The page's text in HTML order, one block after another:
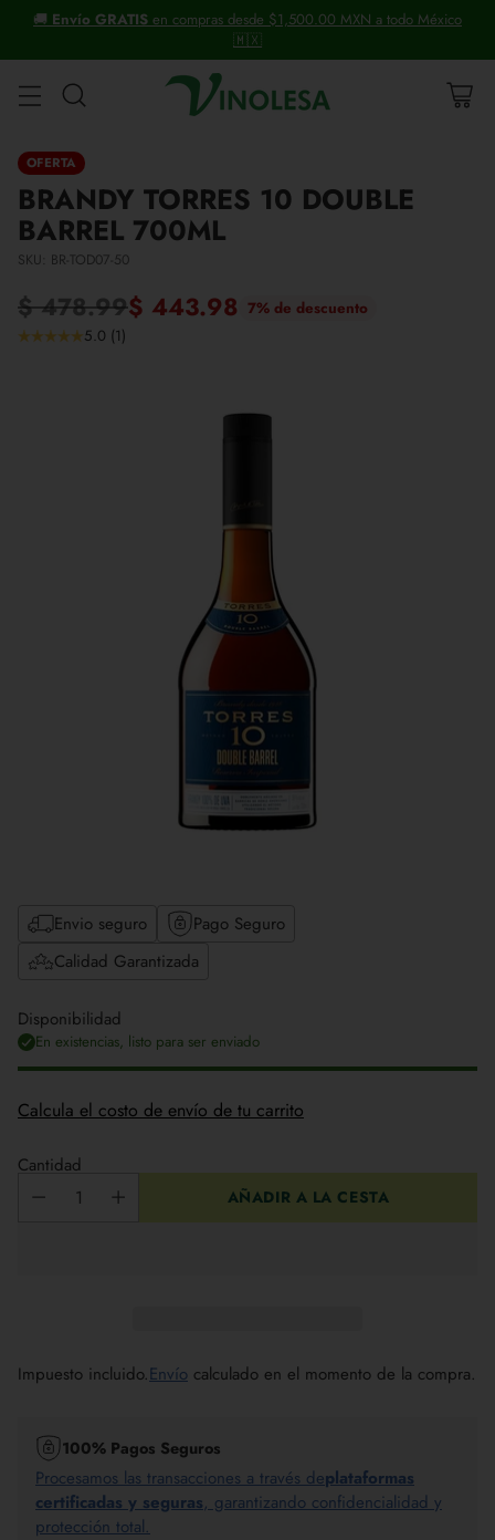
+30 años distribuyendo vinos y licores.
OFERTA
BRANDY TORRES 10 DOUBLE
BARREL 700ML
SKU: BR-TOD07-50
Precio
$ 478.99$ 443.98 7% de descuento
5.0 (1)
Envio seguro
Pago Seguro
Calidad Garantizada
Disponibilidad
En existencias, listo para ser enviado
Calcula el costo de envío de tu carrito
Cantidad
AÑADIR A LA CESTA
Impuesto incluido.Envío calculado en el momento de la compra.
100% Pagos Seguros
Procesamos las transacciones a través deplataformas
certificadas y seguras, garantizando confidencialidad y
protección total.